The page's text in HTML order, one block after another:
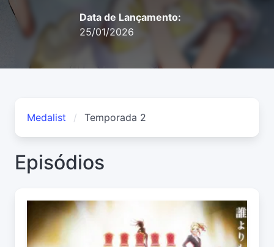
Data de Lançamento:
25/01/2026
Medalist Temporada 2
Episódios